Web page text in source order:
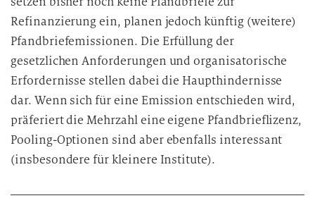
Refinanzierung ein, planen jedoch künftig (weitere)
Pfandbriefemissionen. Die Erfüllung der
gesetzlichen Anforderungen und organisatorische
Erfordernisse stellen dabei die Haupthindernisse
dar. Wenn sich für eine Emission entschieden wird,
präferiert die Mehrzahl eine eigene Pfandbrieflizenz,
Pooling-Optionen sind aber ebenfalls interessant
(insbesondere für kleinere Institute).